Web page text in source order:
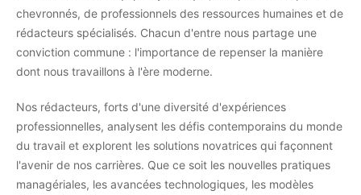
chevronnés, de professionnels des ressources humaines et de
rédacteurs spécialisés. Chacun d'entre nous partage une
conviction commune : l'importance de repenser la manière
dont nous travaillons à l'ère moderne.
Nos rédacteurs, forts d'une diversité d'expériences
professionnelles, analysent les défis contemporains du monde
du travail et explorent les solutions novatrices qui façonnent
l'avenir de nos carrières. Que ce soit les nouvelles pratiques
managériales, les avancées technologiques, les modèles